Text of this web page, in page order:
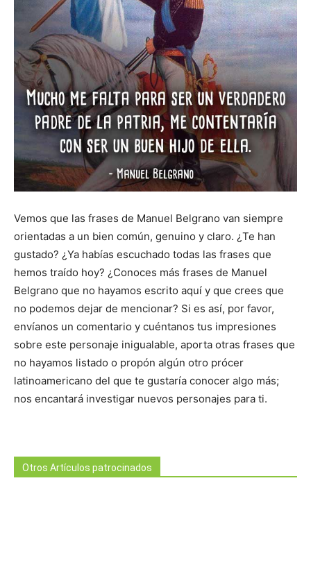
Vemos que las frases de Manuel Belgrano van siempre
orientadas a un bien común, genuino y claro. ¿Te han
gustado? ¿Ya habías escuchado todas las frases que
hemos traído hoy? ¿Conoces más frases de Manuel
Belgrano que no hayamos escrito aquí y que crees que
no podemos dejar de mencionar? Si es así, por favor,
envíanos un comentario y cuéntanos tus impresiones
sobre este personaje inigualable, aporta otras frases que
no hayamos listado o propón algún otro prócer
latinoamericano del que te gustaría conocer algo más;
nos encantará investigar nuevos personajes para ti.
Otros Artículos patrocinados